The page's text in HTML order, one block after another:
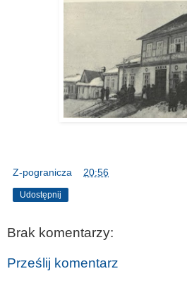
Z-pogranicza 20:56
Udostępnij
Brak komentarzy:
Prześlij komentarz